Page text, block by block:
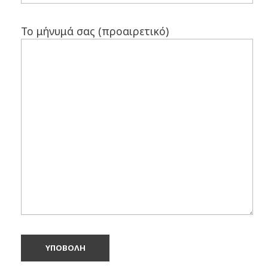
Το μήνυμά σας (προαιρετικό)